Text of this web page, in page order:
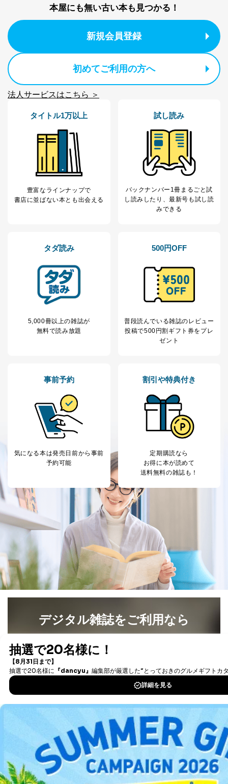
当社の従業者の個
人事、総務などの雇用管理等のた
企業）からの委託
定期購読サービス
等をご利用の方の
提携企業及びお客様がご購入され
ル等による商品、
サービス、キャンペーン等の広告
に関するご案内のため
7 トに登録された方
当社のサービス利用状況の把握お
よびその分析のため
処、オペレーター教育など応対品
その他当社のプライバシーポリシ
ー等にて公表する利用目的達成の
※上記の利用目的のうちNo.1～5については保有個人デ
ータ（開示対象個人情報）の利用目的であり、下記4.の
なお、6、7については、パートナー（提携企業）様又は
各SNS運営会社様にご請求いただきますようお願い致し
当社は、取得した個人情報を適切に管理し､あらかじめ
ません。ただし、次の場合は除きます。
法令に基づく場合
人の生命､身体または財産の保護のために必要がある
場合であって、本人の同意を得ることが困難であると
公衆衛生の向上または児童の健全な育成の推進のため
に特に必要がある場合であって、本人の同意を得るこ
により当該事務の遂行に支障を及ぼすおそれがあると
上記２．の利用目的を実施するために守秘義務を結ん
だ企業に、業務の一部として個人情報の取扱いを委
託・提供する場合、その業務に必要な範囲で委託・提
供先企業に個人情報を開示することがあります。
委託・提供先企業は具体的には以下のような企業です
が、これらに限りません。
委託先：カスタマーサポート支援会社 、クレジッ
トカード決済などの決済代行・料金回収会社、広
提供先：出版社、出版物発売元、卸売会社、販売
店など商品の供給者、梱包会社、配送会社、新聞
販売店などの梱包・配送・配達会社
４．開示対象個人情報の「開示」「訂正」等の請求につ
当社は、本人から、開示対象個人情報について利用目的
の通知を求められた場合には、遅滞なくこれに応じま
す。ただし、以下①～④のいずれかに該当する場合は、
利用目的の通知を行なうことはできません。そのとき
①利用目的を本人に通知し、又は公表することによって
本人又は第三者の生命、身体、財産その他の権利利益を
②利用目的を本人に通知し、又は公表することによって
当該事業者の権利又は正当な利益を害するおそれがある
場合
③国の機関又は地方公共団体が法令の定める事務を遂行
することに対して協力する必要がある場合であって、利
用目的を本人に通知し、又は公表することによって当該
事務の遂行に支障を及ぼすおそれがあるとき
④開示対象個人情報の利用目的が明らかな場合
開示対象個人情報については、保有個人データの本人ま
たはその代理人からの利用目的の通知、開示、変更等
（内容の訂正、追加または削除）、利用停止等（「利用
の停止または消去」「第三者への提供の停止」）の求め
に対応させていただいております。 当社顧客の皆様の
本屋にも無い古い本も見つかる！
新規会員登録
初めてご利用の方へ
法人サービスはこちら ＞
タイトル1万以上
豊富なラインナップで
書店に並ばない本とも出会える
試し読み
バックナンバー1冊まるごと試
し読み したり、最新号も試し読
みできる
タダ読み
5,000冊以上の雑誌が
無料で読み放題
500円OFF
普段読んでいる雑誌のレビュー
投稿で500円割ギフト券をプレ
ゼント
事前予約
気になる本は発売日前から事前
予約可能
割引や特典付き
定期購読なら
お得に本が読めて
送料無料の雑誌も！
デジタル雑誌をご利用なら
書籍）が無料で読み放題！
DOWNLOAD FOR IOS
DOWNLOAD FOR ANDROID
ご利用方法はこちら